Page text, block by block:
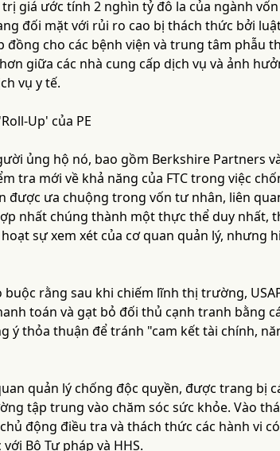
giá ước tính 2 nghìn tỷ đô la của ngành
đối mặt với rủi ro cao bị thách thức bởi
cho các bệnh viện và trung tâm phẫu
giữa các nhà cung cấp dịch vụ và ảnh
vụ y tế.
Up' của PE
ủng hộ nó, bao gồm Berkshire Partners
tra mới về khả năng của FTC trong việc
được ưa chuộng trong vốn tư nhân, liên
nhất chúng thành một thực thể duy nhất,
sự xem xét của cơ quan quản lý, nhưng
buộc rằng sau khi chiếm lĩnh thị trường,
toán và gạt bỏ đối thủ cạnh tranh bằng
ý thỏa thuận để tránh "cam kết tài chính,
quản lý chống độc quyền, được trang bị
tập trung vào chăm sóc sức khỏe. Vào
động điều tra và thách thức các hành vi
Bộ Tư pháp và HHS.